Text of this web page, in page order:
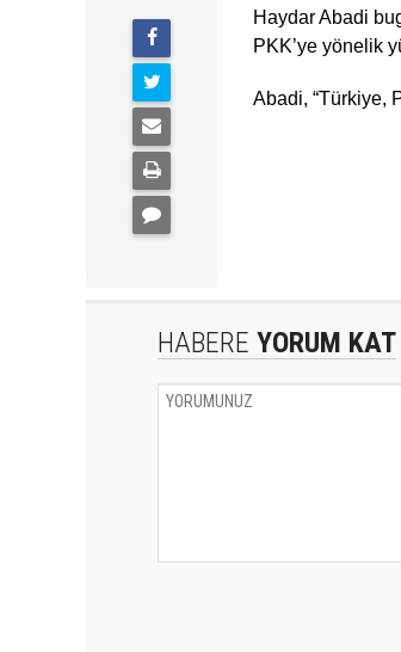
Haydar Abadi
PKK’ye yönelik
Abadi, “Türkiye,
HABERE YORUM KAT